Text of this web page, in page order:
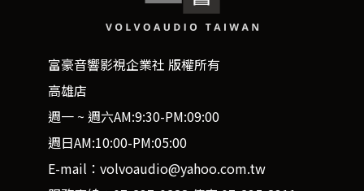
富豪音響影視企業社 版權所有
高雄店
週一 ~ 週六AM:9:30-PM:09:00
週日AM:10:00-PM:05:00
E-mail：volvoaudio@yahoo.com.tw